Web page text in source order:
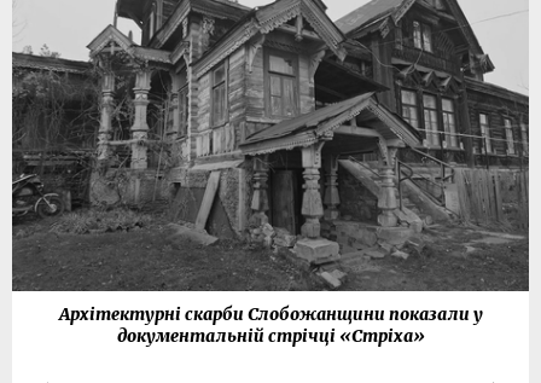
Архітектурні скарби Слобожанщини показали у
документальній стрічці «Стріха»